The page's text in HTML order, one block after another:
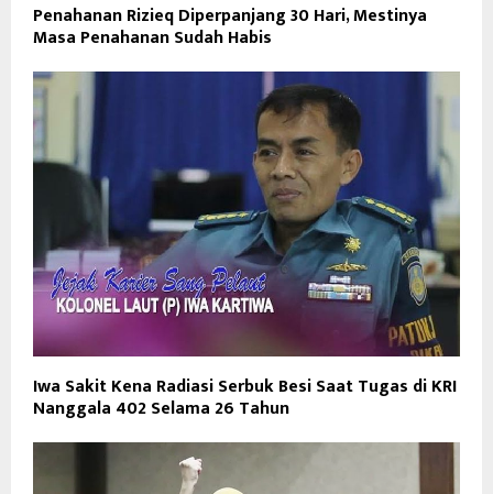
Penahanan Rizieq Diperpanjang 30 Hari, Mestinya
Masa Penahanan Sudah Habis
Iwa Sakit Kena Radiasi Serbuk Besi Saat Tugas di KRI
Nanggala 402 Selama 26 Tahun